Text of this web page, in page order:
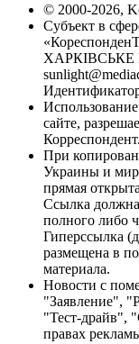
© 2000-2026,
Субъект в
ХАРКІВСЬКЕ
сайте,
При
Украины и
прямая
Ссылка
полного либо
Гиперссылка
размещена в
материала.
Новости с
"Заявление",
"Тест-драйв",
правах